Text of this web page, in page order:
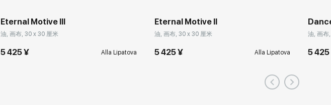
Eternal Motive III
油, 画布, 30 x 30 厘米
5 425 ¥ Alla Lipatova
Eternal Motive II
油, 画布, 30 x 30 厘米
5 425 ¥ Alla Lipatova
油, 画布
5